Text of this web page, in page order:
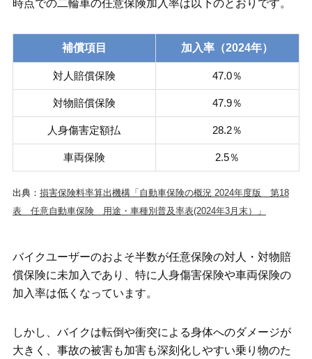
時点での二輪車の任意保険加入率は以下のとおりです。
補償項目 加入率（2024年）
対人賠償保険 47.0％
対物賠償保険 47.9％
人身傷害定額払 28.2％
車両保険 2.5％
出典： 損害保険料率算出機構「自動車保険の概況 2024年度版 第18
表 任意自動車保険 用途・車種別普及率表(2024年3月末）」
バイクユーザーのおよそ半数が任意保険の対人・対物賠
償保険に未加入であり、特に人身傷害保険や車両保険の
加入率は低くなっています。
しかし、バイクは転倒や衝突による身体へのダメージが
大きく、事故の被害も加害も深刻化しやすい乗り物のた